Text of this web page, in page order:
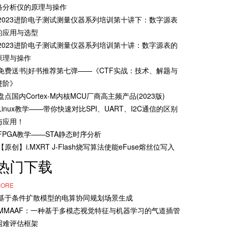
分析仪的原理与操作
进阶电子测试测量仪器系列培训第十讲下：数字源表
应用与选型
进阶电子测试测量仪器系列培训第十讲：数字源表的
理与操作
费送书|好书推荐第七弹——《CTF实战：技术、解题与
》
点国内Cortex-M内核MCU厂商高主频产品(2023版)
教学——带你快速对比SPI、UART、I2C通信的区别
应用！
教学——STA静态时序分析
原创】i.MXRT J-Flash烧写算法使能eFuse熔丝位写入
门下载
于条件扩散模型的电算协同规划场景生成
：一种基于多模态视觉特征与机器学习的气道插管
难评估框架